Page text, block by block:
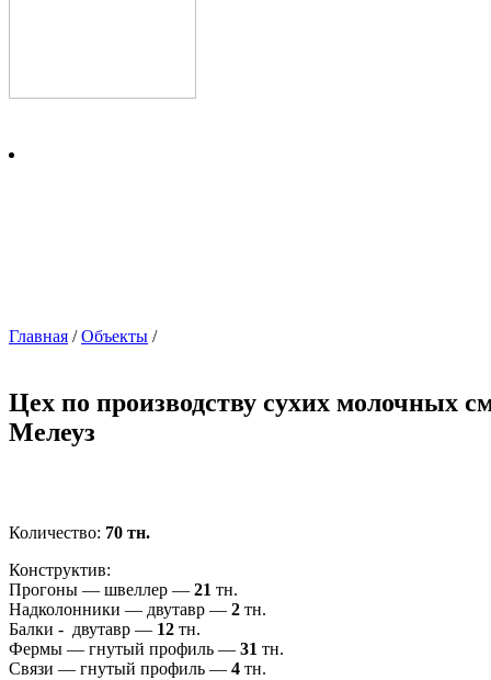
Главная /Объекты /
Цех по производству сухих молочных
Мелеуз
Количество: 70 тн.
Конструктив:
Прогоны — швеллер — 21 тн.
Надколонники — двутавр — 2 тн.
Балки - двутавр — 12 тн.
Фермы — гнутый профиль — 31 тн.
Связи — гнутый профиль — 4 тн.